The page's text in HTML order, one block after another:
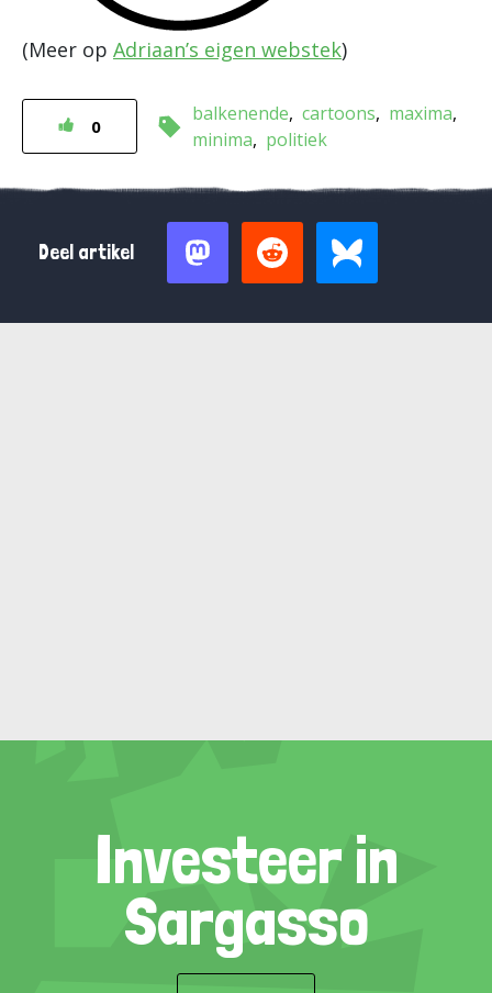
(Meer op Adriaan’s eigen webstek)
0
balkenende cartoons
maxima
minima
politiek
Deel artikel
Investeer in
Sargasso